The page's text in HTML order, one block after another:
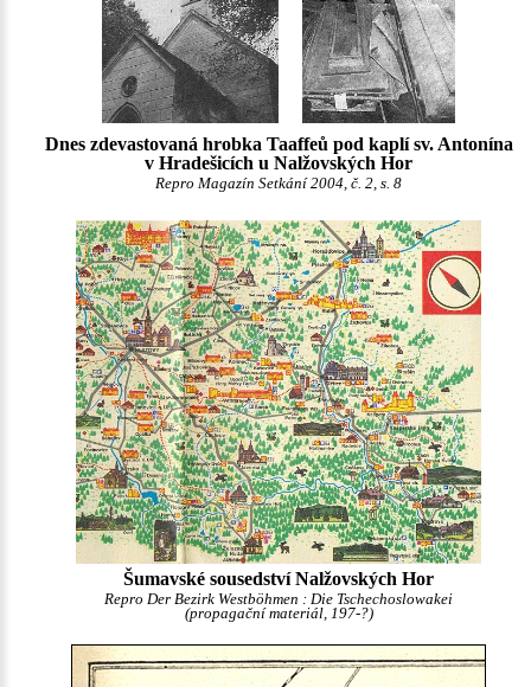
Dnes zdevastovaná hrobka Taaffeů pod kaplí sv. Antonína
v Hradešicích u Nalžovských Hor
Repro Magazín Setkání 2004, č. 2, s. 8
Šumavské sousedství Nalžovských Hor
Repro Der Bezirk Westböhmen : Die Tschechoslowakei
(propagační materiál, 197-?)